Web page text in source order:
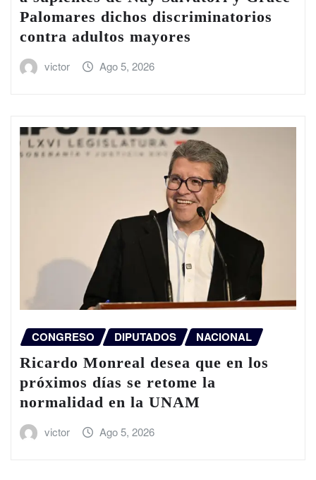
Palomares dichos discriminatorios
contra adultos mayores
victor Ago 5, 2026
CONGRESO DIPUTADOS NACIONAL
Ricardo Monreal desea que en los
próximos días se retome la
normalidad en la UNAM
victor Ago 5, 2026